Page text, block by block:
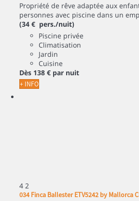
Propriété de rêve adaptée aux
personnes avec piscine dans un
(34 € pers./nuit)
Piscine privée
Climatisation
Jardin
Cuisine
Dès 138 € par nuit
+ INFO
4 2
034 Finca Ballester ETV5242 by Mallorca